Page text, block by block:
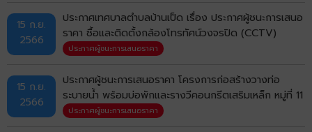
15 ก.ย.
2566
ประกาศเทศบาลตำบลบ้านเป็ด เรื่อง ประกาศผู้ชนะการเสนอ
ราคา ซื้อและติดตั้งกล้องโทรทัศน์วงจรปิด (CCTV)
พร้อมอุปกรณ์ ตามโครงการรักษาความสงบเรียบร้อยและ
ระบบกล้องโทรทัศน์วงจรปิด (CCTV) ในเขตเทศบาลตำบล
บ้านเป็ด พร้อมติดตั้ง จำนวน 128 ชุด โดยวิธีคัดเลือก
ประกาศผู้ชนะการเสนอราคา
15 ก.ย.
2566
ประกาศผู้ชนะการเสนอราคา โครงการก่อสร้างวางท่อ
ระบายน้ำ พร้อมบ่อพักและรางวีคอนกรีตเสริมเหล็ก หมู่ที่ 11
บ้านสันติสุข (ซอย 2) ตำบลบ้านเป็ด อำเภอเมืองขอนแก่น
ประกาศผู้ชนะการเสนอราคา